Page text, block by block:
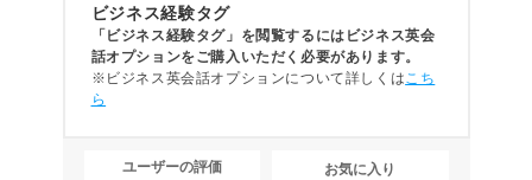
ビジネス経験タグ
「ビジネス経験タグ」を閲覧するにはビジネス英会
話オプションをご購入いただく必要があります。
※ビジネス英会話オプションについて詳しくはこち
ら
ユーザーの評価
お気に入り